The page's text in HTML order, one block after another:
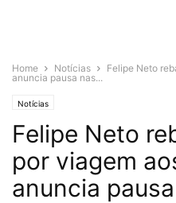
Home Notícias
Felipe Neto
anuncia pausa nas...
Notícias
Felipe Neto
por viagem
anuncia